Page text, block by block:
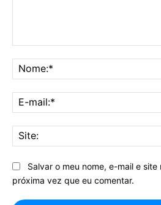
Salvar o meu nome, e-mail e
próxima vez que eu comentar.